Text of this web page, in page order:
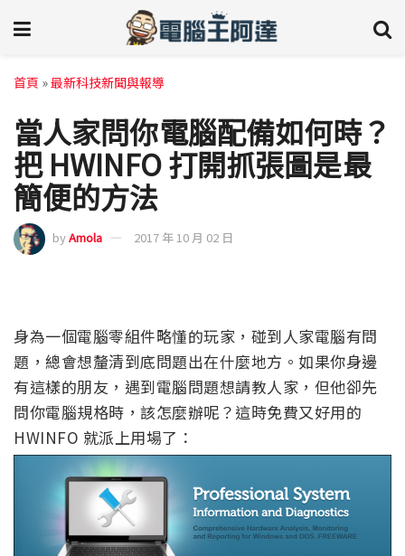
首頁 »最新科技新聞與報導
當人家問你電腦配備如何時？
把 HWINFO 打開抓張圖是最
簡便的方法
byAmola 2017 年 10 月 02 日
身為一個電腦零組件略懂的玩家，碰到人家電腦有問
題，總會想釐清到底問題出在什麼地方。如果你身邊
有這樣的朋友，遇到電腦問題想請教人家，但他卻先
問你電腦規格時，該怎麼辦呢？這時免費又好用的
HWINFO 就派上用場了：